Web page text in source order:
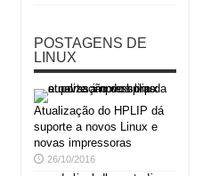
POSTAGENS DE
LINUX
Atualização do HPLIP dá
suporte a novos Linux e
novas impressoras
26/10/2016